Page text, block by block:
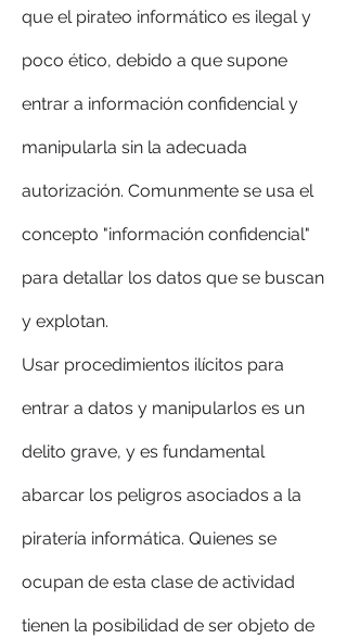
que el pirateo informático es ilegal y
poco ético, debido a que supone
entrar a información confidencial y
manipularla sin la adecuada
autorización. Comunmente se usa el
concepto "información confidencial"
para detallar los datos que se buscan
y explotan.
Usar procedimientos ilícitos para
entrar a datos y manipularlos es un
delito grave, y es fundamental
abarcar los peligros asociados a la
piratería informática. Quienes se
ocupan de esta clase de actividad
tienen la posibilidad de ser objeto de